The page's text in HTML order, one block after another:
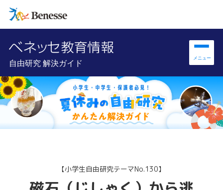
自由研究 解決ガイド
【小学生自由研究テーマNo.130】